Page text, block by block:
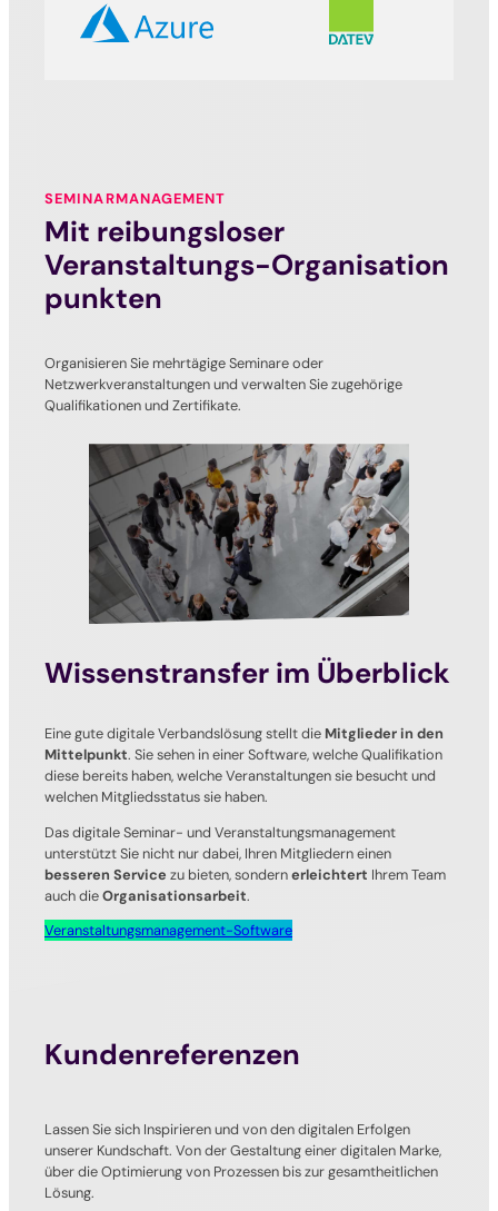
SEMINARMANAGEMENT
Mit reibungsloser
Veranstaltungs-Organisation
punkten
Organisieren Sie mehrtägige Seminare oder
Netzwerkveranstaltungen und verwalten Sie zugehörige
Qualifikationen und Zertifikate.
Wissenstransfer im Überblick
Eine gute digitale Verbandslösung stellt die Mitglieder in den
Mittelpunkt. Sie sehen in einer Software, welche Qualifikation
diese bereits haben, welche Veranstaltungen sie besucht und
welchen Mitgliedsstatus sie haben.
Das digitale Seminar- und Veranstaltungsmanagement
unterstützt Sie nicht nur dabei, Ihren Mitgliedern einen
besseren Service zu bieten, sondernerleichtert Ihrem Team
auch dieOrganisationsarbeit.
Veranstaltungsmanagement-Software
Kundenreferenzen
Lassen Sie sich Inspirieren und von den digitalen Erfolgen
unserer Kundschaft. Von der Gestaltung einer digitalen Marke,
über die Optimierung von Prozessen bis zur gesamtheitlichen
Lösung.